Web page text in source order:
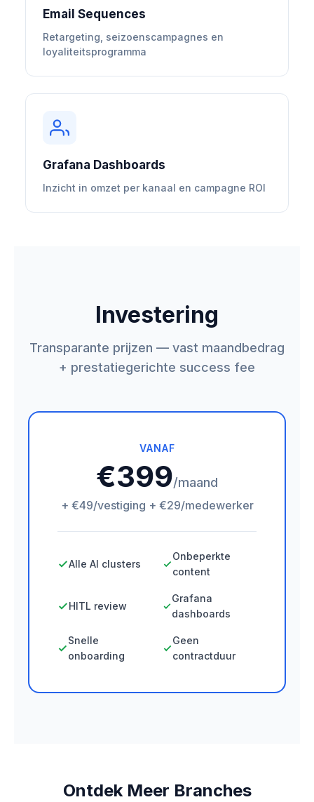
Email Sequences
Retargeting, seizoenscampagnes en
loyaliteitsprogramma
Grafana Dashboards
Inzicht in omzet per kanaal en campagne ROI
Investering
Transparante prijzen — vast maandbedrag
+ prestatiegerichte success fee
VANAF
€399/maand
+ €49/vestiging + €29/medewerker
Alle AI clusters
Onbeperkte
content
HITL review
Grafana
dashboards
Snelle
onboarding
Geen
contractduur
Ontdek Meer Branches